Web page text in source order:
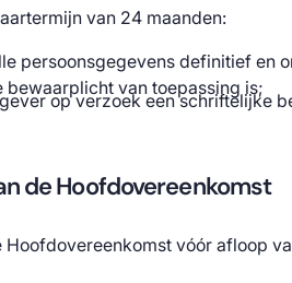
van 24 maanden:
persoonsgegevens definitief en
bewaarplicht van toepassing is;
op verzoek een schriftelijke
de Hoofdovereenkomst
Hoofdovereenkomst vóór afloop